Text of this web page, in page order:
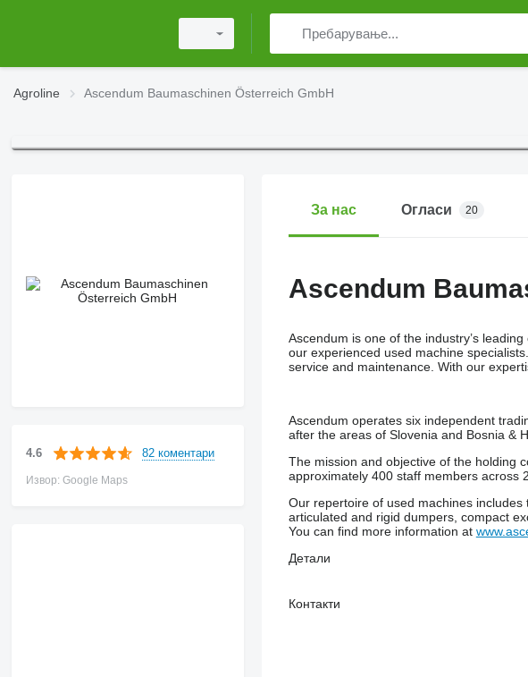
Agroline Ascendum Baumaschinen Österreich GmbH
4.6 82 коментари
Извор: Google Maps
За нас Огласи 20
Ascendum
Ascendum is one of the industry’s
our experienced used machine
service and maintenance. With our
Ascendum operates six independent
after the areas of Slovenia and Bosnia &
The mission and objective of the holding
approximately 400 staff members across
Our repertoire of used machines
articulated and rigid dumpers, compact
You can find more information at
Детали
Контакти